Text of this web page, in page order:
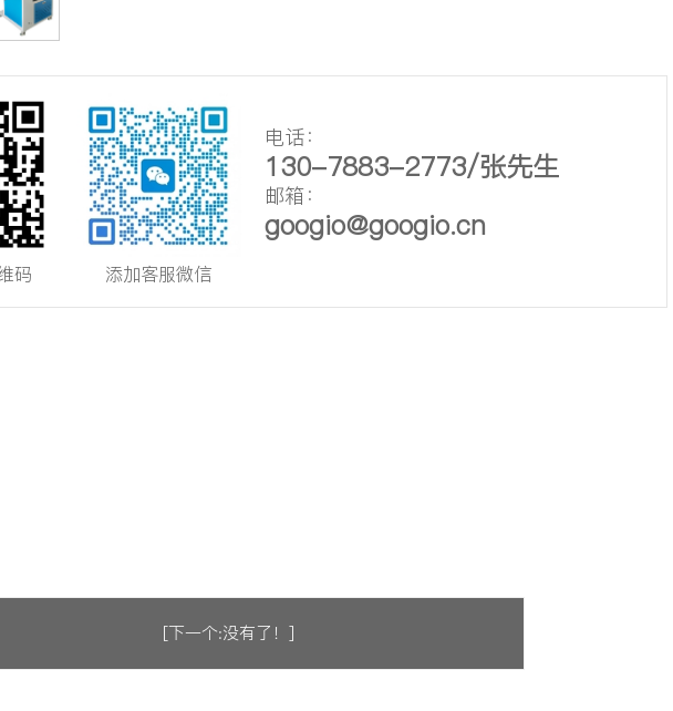
码 添加客服微信
电话：
130-7883-2773/张先生
邮箱：
googio@googio.cn
[下一个:没有了！]